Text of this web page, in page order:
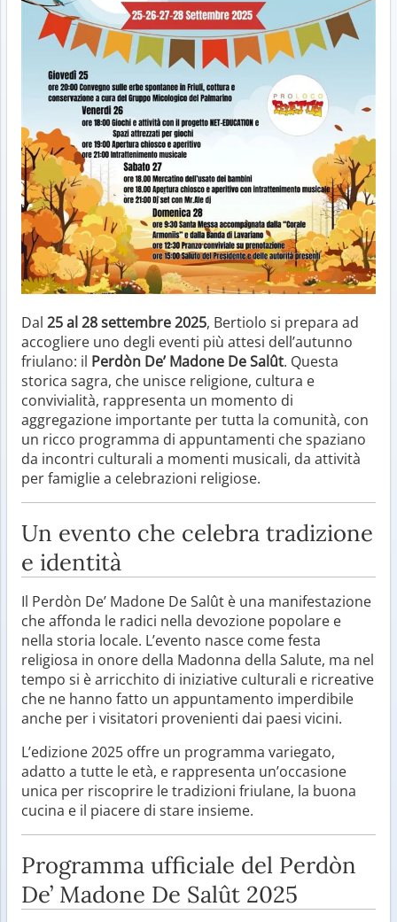
Dal 25 al 28 settembre 2025, Bertiolo si prepara ad
accogliere uno degli eventi più attesi dell’autunno
friulano: il Perdòn De’ Madone De Salût. Questa
storica sagra, che unisce religione, cultura e
convivialità, rappresenta un momento di
aggregazione importante per tutta la comunità, con
un ricco programma di appuntamenti che spaziano
da incontri culturali a momenti musicali, da attività
per famiglie a celebrazioni religiose.
Un evento che celebra tradizione
e identità
Il Perdòn De’ Madone De Salût è una manifestazione
che affonda le radici nella devozione popolare e
nella storia locale. L’evento nasce come festa
religiosa in onore della Madonna della Salute, ma nel
tempo si è arricchito di iniziative culturali e ricreative
che ne hanno fatto un appuntamento imperdibile
anche per i visitatori provenienti dai paesi vicini.
L’edizione 2025 offre un programma variegato,
adatto a tutte le età, e rappresenta un’occasione
unica per riscoprire le tradizioni friulane, la buona
cucina e il piacere di stare insieme.
Programma ufficiale del Perdòn
De’ Madone De Salût 2025